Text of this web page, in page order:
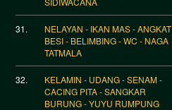
31.
NELAYAN - IKAN MAS - ANGKAT
BESI - BELIMBING - WC - NAGA
TATMALA
32.
KELAMIN - UDANG - SENAM -
CACING PITA - SANGKAR
BURUNG - YUYU RUMPUNG